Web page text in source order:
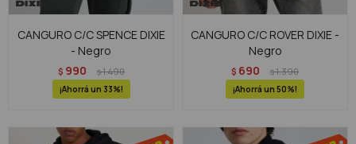
CANGURO C/C SPENCE DIXIE
- Negro
$ 990 $1.490
33
CANGURO C/C ROVER DIXIE -
Negro
$ 690 $1.390
50